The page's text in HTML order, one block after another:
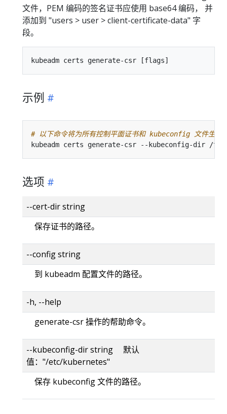
文件，PEM 编码的签名证书应使用 base64 编码， 并
添加到 "users > user > client-certificate-data" 字
段。
示例
# 以下命令将为所有控制平面证书和 kubeconfig 文件生成
选项
--cert-dir string
保存证书的路径。
--config string
到 kubeadm 配置文件的路径。
-h, --help
generate-csr 操作的帮助命令。
--kubeconfig-dir string 默认
值："/etc/kubernetes"
保存 kubeconfig 文件的路径。